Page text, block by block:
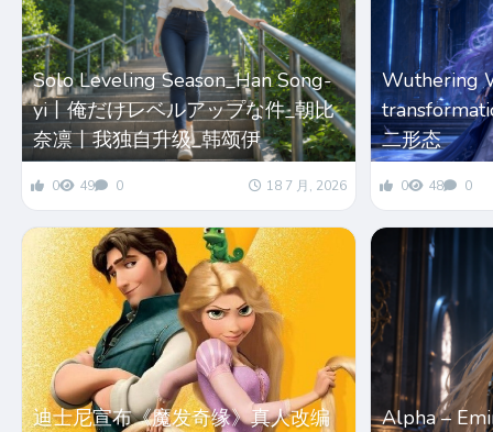
Solo Leveling Season_Han Song-
yi丨俺だけレベルアップな件_朝比
奈凛丨我独自升级_韩颂伊
0 49 0 18 7 月, 2026
Wuthering
二形态
0 48 0
迪士尼宣布《魔发奇缘》真人改编
Alpha –